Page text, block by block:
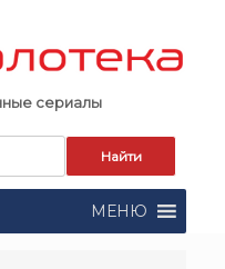
сериалы
МЕНЮ